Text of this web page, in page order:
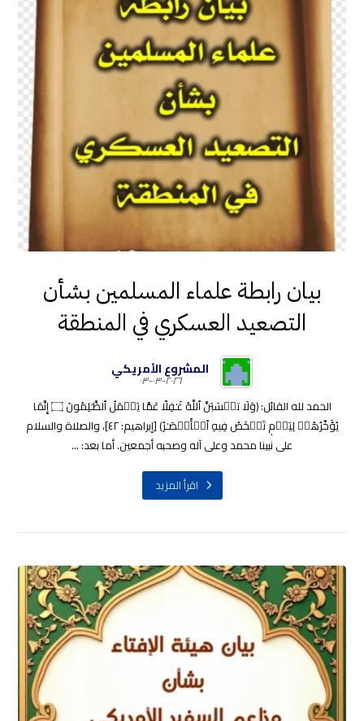
بيان رابطة علماء المسلمين بشأن
التصعيد العسكري في المنطقة
المشروع الأمريكي
٢٠٢٦-٠٣-٠٣
الحمد لله القائل: ﴿وَلَا تحۡسَبَنَّ ٱللَّهُ غَـٰفِلًا عَمَّا يَعۡمَلُ ٱلظَّـٰلِمُونَ ۝ إِنَّمَا
يُؤَخِّرُهُمۡ لِيَوۡمٖ تَشۡخَصُ فِيهِ ٱلۡأَبۡصَـٰرُ﴾ [إبراهيم: ٤٢]، والصلاة والسلام
على نبينا محمد وعلى آله وصحبه أجمعين. أما بعد: ...
اقرأ المزيد